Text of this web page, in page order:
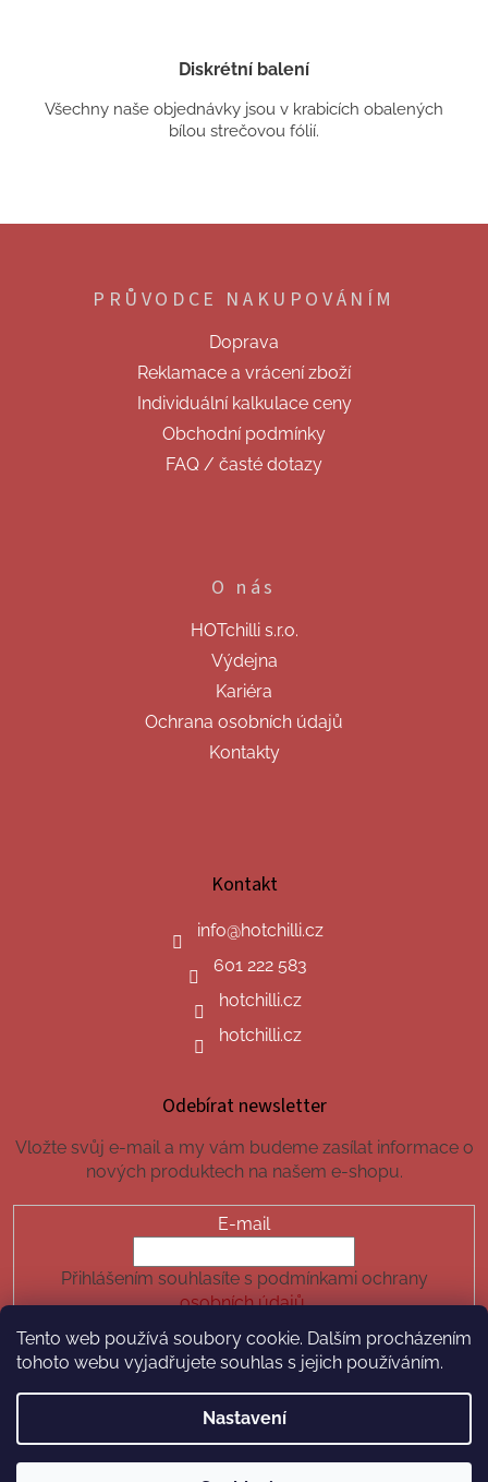
Tento web používá soubory cookie. Dalším procházením
tohoto webu vyjadřujete souhlas s jejich používáním.
Nastavení
Diskrétní balení
Všechny naše objednávky jsou v krabicích obalených
bílou strečovou fólií.
PRŮVODCE NAKUPOVÁNÍM
Doprava
Reklamace a vrácení zboží
Individuální kalkulace ceny
Obchodní podmínky
FAQ / časté dotazy
O nás
HOTchilli s.r.o.
Výdejna
Kariéra
Ochrana osobních údajů
Kontakty
Kontakt
info@hotchilli.cz
601 222 583
hotchilli.cz
hotchilli.cz
Odebírat newsletter
Vložte svůj e-mail a my vám budeme zasílat informace o
nových produktech na našem e-shopu.
E-mail
Přihlášením souhlasíte s podmínkami ochrany
osobních údajů.
PŘIHLÁSIT SE